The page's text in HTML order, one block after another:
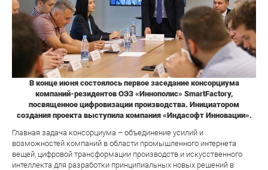
В конце июня состоялось первое заседание консорциума
компаний-резидентов ОЭЗ «Иннополис» SmartFactory,
посвященное цифровизации производства. Инициатором
создания проекта выступила компания «Индасофт Инновации».
Главная задача консорциума – объединение усилий и
возможностей компаний в области промышленного интернета
вещей, цифровой трансформации производств и искусственного
интеллекта для разработки принципиальных новых решений в